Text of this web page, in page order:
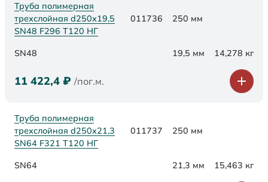
Труба полимерная
трехслойная d250х19,5
SN48 F296 Т120 НГ
011736 250 мм
SN48 19,5 мм 14,278 кг
11 422,4 ₽ /пог.м.
Труба полимерная
трехслойная d250х21,3
SN64 F321 Т120 НГ
011737 250 мм
SN64 21,3 мм 15,463 кг